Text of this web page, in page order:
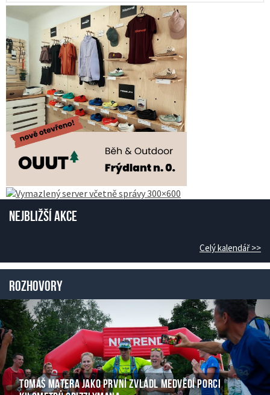
Nejbližší akce
Celý kalendář >>
Rozhovory
TOMÁŠ MATERA JAKO PRVNÍ ZVLÁDL MEDVĚDÍ PORCI